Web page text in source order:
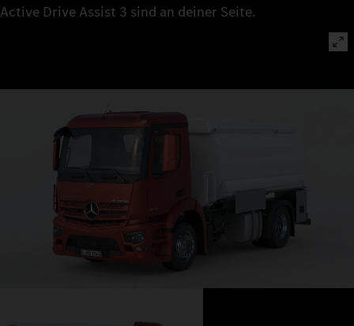
Active Drive Assist 3 sind an deiner Seite.